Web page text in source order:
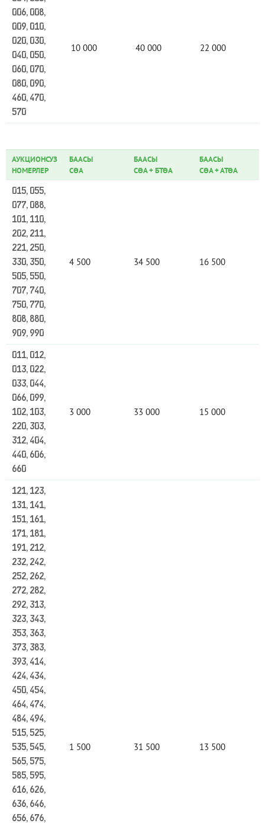
006, 008,
009, 010,
020, 030,
040, 050,
060, 070,
080, 090,
460, 470,
570
10 000 40 000 22 000
АУКЦИОНСУЗ
НОМЕРЛЕР
БААСЫ
СӨА
БААСЫ
СӨА+БТӨА
БААСЫ
СӨА+АТӨА
015, 055,
077, 088,
101, 110,
202, 211,
221, 250,
330, 350,
505, 550,
707, 740,
750, 770,
808, 880,
909, 990
4 500 34 500 16 500
011, 012,
013, 022,
033, 044,
066, 099,
102, 103,
220, 303,
312, 404,
440, 606,
660
3 000 33 000 15 000
121, 123,
131, 141,
151, 161,
171, 181,
191, 212,
232, 242,
252, 262,
272, 282,
292, 313,
323, 343,
353, 363,
373, 383,
393, 414,
424, 434,
450, 454,
464, 474,
484, 494,
515, 525,
535, 545,
565, 575,
585, 595,
616, 626,
636, 646,
656, 676,
1 500 31 500 13 500